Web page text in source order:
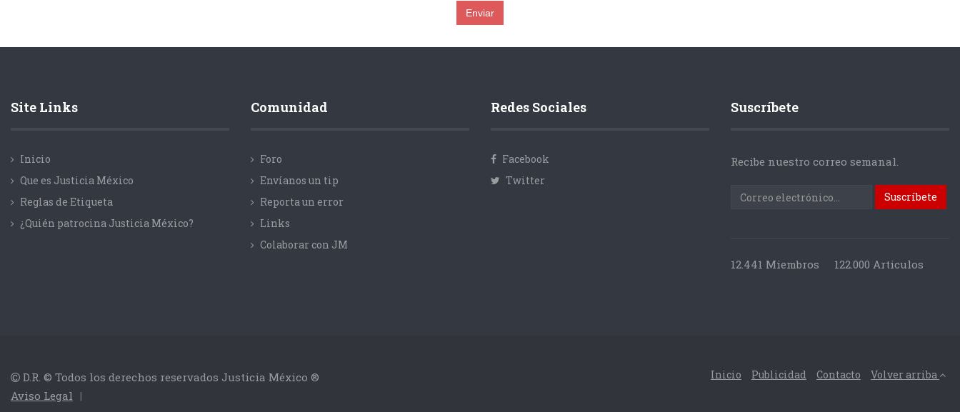
Site Links
Inicio
Que es Justicia México
Reglas de Etiqueta
¿Quién patrocina Justicia México?
Comunidad
Foro
Envíanos un tip
Reporta un error
Links
Colaborar con JM
Redes Sociales
Facebook
Twitter
Suscríbete
Recibe nuestro correo semanal.
12.441 Miembros 122.000 Articulos
D.R. © Todos los derechos reservados Justicia México ®
Aviso Legal |
Inicio Publicidad Contacto Volver arriba